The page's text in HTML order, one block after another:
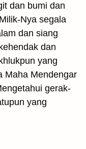
dan bumi dan
Nya segala
dan siang
dan
yang
Maha Mendengar
gerak-
yang